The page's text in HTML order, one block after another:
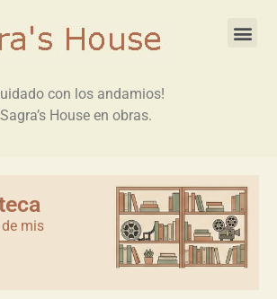
con los andamios!
Sagra’s House en obras.
mis